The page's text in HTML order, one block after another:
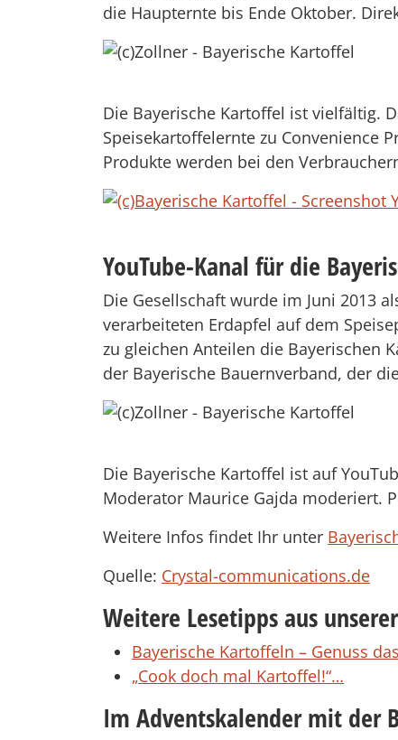
die Haupternte bis Ende Oktober.
Die Bayerische Kartoffel ist vielfältig.
Speisekartoffelernte zu Convenience
Produkte werden bei den
YouTube-Kanal für die
Die Gesellschaft wurde im Juni 2013
verarbeiteten Erdapfel auf dem
zu gleichen Anteilen die Bayerischen
der Bayerische Bauernverband, der
Die Bayerische Kartoffel ist auf
Moderator Maurice Gajda moderiert.
Weitere Infos findet Ihr unter
Quelle: Crystal-communications.de
Weitere Lesetipps aus
Bayerische Kartoffeln – Genuss
„Cook doch mal Kartoffel!“…
Im Adventskalender mit der